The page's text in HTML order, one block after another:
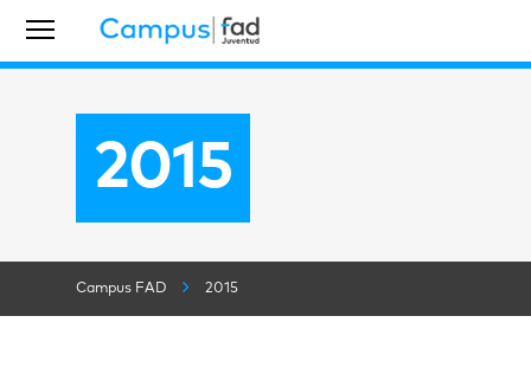
2015
Campus FAD 2015